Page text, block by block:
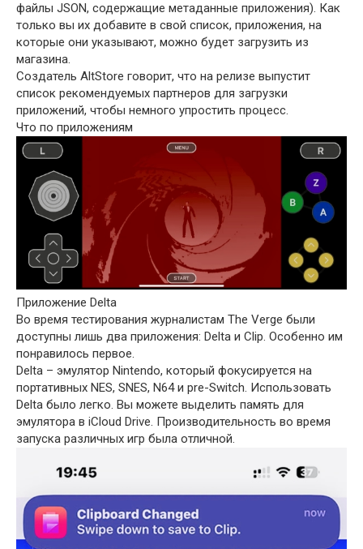
файлы JSON, содержащие метаданные приложения). Как
только вы их добавите в свой список, приложения, на
которые они указывают, можно будет загрузить из
магазина.
Создатель AltStore говорит, что на релизе выпустит
список рекомендуемых партнеров для загрузки
приложений, чтобы немного упростить процесс.
Что по приложениям
Приложение Delta
Во время тестирования журналистам The Verge были
доступны лишь два приложения: Delta и Clip. Особенно им
понравилось первое.
Delta – эмулятор Nintendo, который фокусируется на
портативных NES, SNES, N64 и pre-Switch. Использовать
Delta было легко. Вы можете выделить память для
эмулятора в iCloud Drive. Производительность во время
запуска различных игр была отличной.